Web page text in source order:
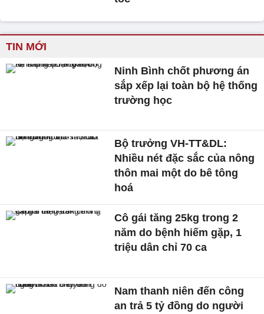
TIN MỚI
Ninh Bình chốt phương án
sắp xếp lại toàn bộ hệ thống
trường học
Bộ trưởng VH-TT&DL:
Nhiều nét đặc sắc của nông
thôn mai một do bê tông
hoá
Cô gái tăng 25kg trong 2
năm do bệnh hiếm gặp, 1
triệu dân chỉ 70 ca
Nam thanh niên đến công
an trả 5 tỷ đồng do người